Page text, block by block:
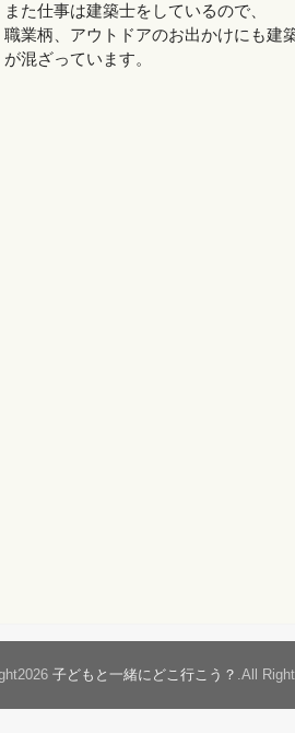
また仕事は建築士をしているので、
職業柄、アウトドアのお出かけにも建
が混ざっています。
子どもと一緒にどこ行こう？ .All